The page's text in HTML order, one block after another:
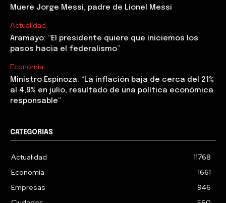
Muere Jorge Messi, padre de Lionel Messi
Actualidad
Aramayo: “El presidente quiere que iniciemos los
pasos hacia el federalismo”
Economía
Ministro Espinoza: “La inflación baja de cerca del 21%
al 4,9% en julio, resultado de una política económica
responsable”
CATEGORIAS
Actualidad
11768
Economía
1661
Empresas
946